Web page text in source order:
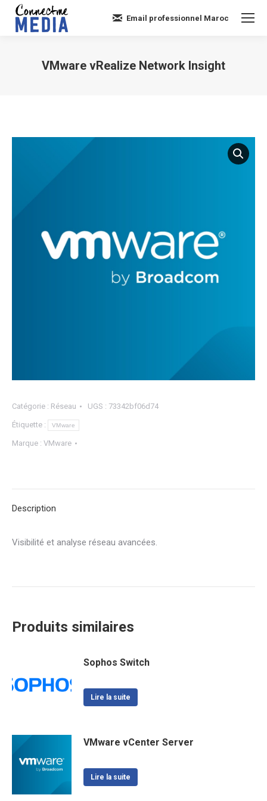
Email professionnel Maroc
VMware vRealize Network Insight
Catégorie : Réseau UGS : 73342bf06d74
Étiquette : VMware
Marque : VMware
Description
Visibilité et analyse réseau avancées.
Produits similaires
Sophos Switch
Lire la suite
VMware vCenter Server
Lire la suite